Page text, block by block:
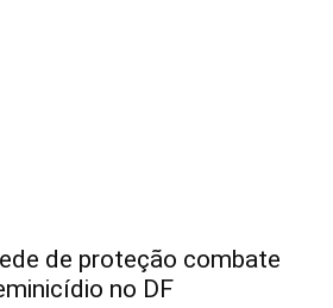
de proteção combate
no DF